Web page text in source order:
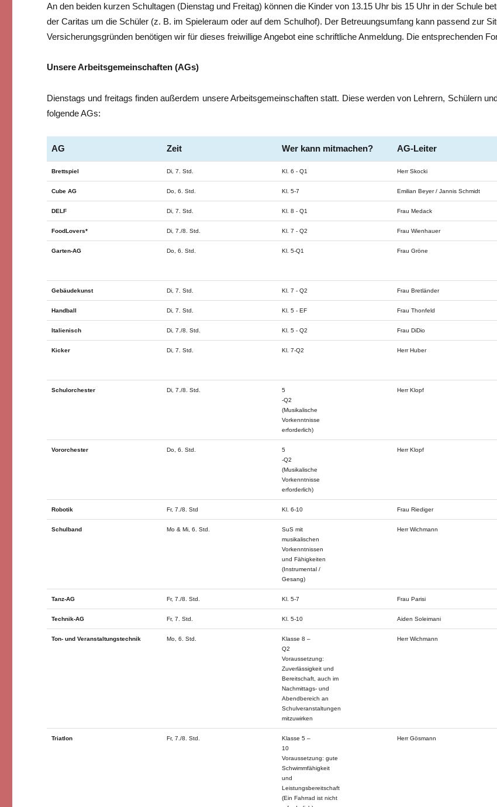
An den beiden kurzen Schultagen (Dienstag und Freitag) können die Kinder von 13.15 Uhr bis 15 Uhr in der Schule
der Caritas um die Schüler (z. B. im Spieleraum oder auf dem Schulhof). Der Betreuungsumfang kann passend zur
Versicherungsgründen benötigen wir für dieses freiwillige Angebot eine schriftliche Anmeldung. Die entsprechenden
Unsere Arbeitsgemeinschaften (AGs)
Dienstags und freitags finden außerdem unsere Arbeitsgemeinschaften statt. Diese werden von Lehrern, Schülern
folgende AGs:
AG Zeit Wer kann mitmachen? AG-Leiter
Brettspiel Di, 7. Std. Kl. 6 - Q1 Herr Skocki
Cube AG Do, 6. Std. Kl. 5-7 Emilian Beyer / Jannis Schmidt
DELF Di, 7. Std. Kl. 8 - Q1 Frau Medack
FoodLovers* Di, 7./8. Std. Kl. 7 - Q2 Frau Wienhauer
Garten-AG Do, 6. Std. Kl. 5-Q1 Frau Gröne
Gebäudekunst Di, 7. Std. Kl. 7 - Q2 Frau Bretländer
Handball Di, 7. Std. Kl. 5 - EF Frau Thonfeld
Italienisch Di, 7./8. Std. Kl. 5 - Q2 Frau DiDio
Kicker Di, 7. Std. Kl. 7-Q2 Herr Huber
Schulorchester Di, 7./8. Std.
5
-Q2
(Musikalische
Vorkenntnisse
erforderlich)
Herr Klopf
Vororchester Do, 6. Std.
5
-Q2
(Musikalische
Vorkenntnisse
erforderlich)
Herr Klopf
Robotik Fr, 7./8. Std Kl. 6-10 Frau Riediger
Schulband Mo & Mi, 6. Std.
SuS mit
musikalischen
Vorkenntnissen
und Fähigkeiten
(Instrumental /
Gesang)
Herr Wichmann
Tanz-AG Fr, 7./8. Std. Kl. 5-7 Frau Parisi
Technik-AG Fr, 7. Std. Kl. 5-10 Aiden Soleimani
Ton- und Veranstaltungstechnik Mo, 6. Std.
Klasse 8 –
Q2
Voraussetzung:
Zuverlässigkeit und
Bereitschaft, auch im
Nachmittags- und
Abendbereich an
Schulveranstaltungen
mitzuwirken
Herr Wichmann
Triatlon Fr, 7./8. Std.
Klasse 5 –
10
Voraussetzung: gute
Schwimmfähigkeit
und
Leistungsbereitschaft
(Ein Fahrrad ist nicht
Herr Gösmann